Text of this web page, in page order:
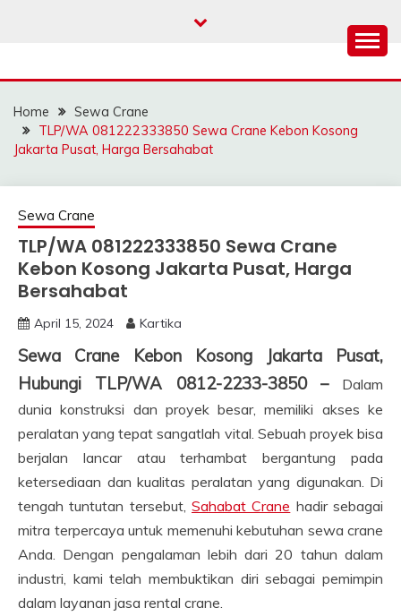
SAHABAT CRANE |
JASA SEWA CRANE |
FORKLIFT | SKYLIFT
Home
Sewa Crane
TLP/WA 081222333850 Sewa Crane Kebon Kosong
Jakarta Pusat, Harga Bersahabat
Sewa Crane
TLP/WA 081222333850 Sewa Crane
Kebon Kosong Jakarta Pusat, Harga
Bersahabat
April 15, 2024 Kartika
Sewa Crane Kebon Kosong Jakarta Pusat,
Hubungi TLP/WA 0812-2233-3850 –
Dalam
dunia konstruksi dan proyek besar, memiliki akses ke
peralatan yang tepat sangatlah vital. Sebuah proyek bisa
berjalan lancar atau terhambat bergantung pada
ketersediaan dan kualitas peralatan yang digunakan. Di
tengah tuntutan tersebut, Sahabat Crane hadir sebagai
mitra terpercaya untuk memenuhi kebutuhan sewa crane
Anda. Dengan pengalaman lebih dari 20 tahun dalam
industri, kami telah membuktikan diri sebagai pemimpin
dalam layanan jasa rental crane.